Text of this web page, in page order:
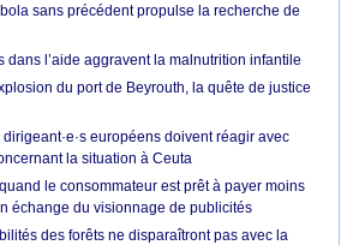
sans précédent propulse la recherche de
dans l’aide aggravent la malnutrition infantile
du port de Beyrouth, la quête de justice
européens doivent réagir avec
la situation à Ceuta
le consommateur est prêt à payer moins
échange du visionnage de publicités
des forêts ne disparaîtront pas avec la